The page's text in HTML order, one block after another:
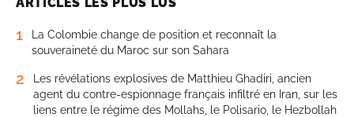
1
La Colombie change de position et reconnaît la
souveraineté du Maroc sur son Sahara
2
Les révélations explosives de Matthieu Ghadiri, ancien
agent du contre-espionnage français infiltré en Iran, sur les
liens entre le régime des Mollahs, le Polisario, le Hezbollah